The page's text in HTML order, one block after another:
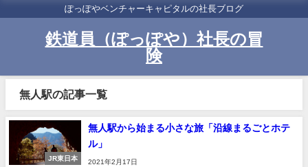
ぽっぽやベンチャーキャピタルの社長ブログ
鉄道員（ぽっぽや）社長の冒
険
無人駅の記事一覧
JR東日本
無人駅から始まる小さな旅「沿線まるごとホテ
ル」
2021年2月17日